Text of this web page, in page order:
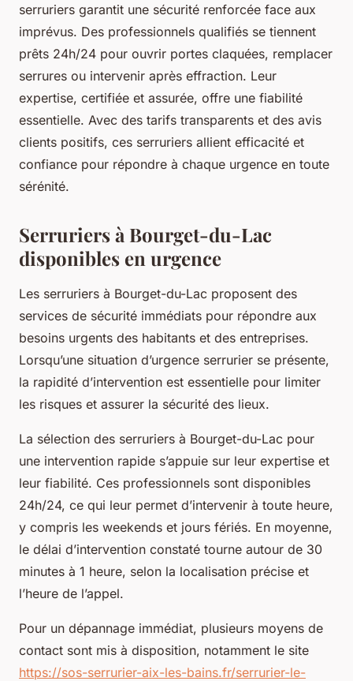
serruriers garantit une sécurité renforcée face aux
imprévus. Des professionnels qualifiés se tiennent
prêts 24h/24 pour ouvrir portes claquées, remplacer
serrures ou intervenir après effraction. Leur
expertise, certifiée et assurée, offre une fiabilité
essentielle. Avec des tarifs transparents et des avis
clients positifs, ces serruriers allient efficacité et
confiance pour répondre à chaque urgence en toute
sérénité.
Serruriers à Bourget-du-Lac
disponibles en urgence
Les serruriers à Bourget-du-Lac proposent des
services de sécurité immédiats pour répondre aux
besoins urgents des habitants et des entreprises.
Lorsqu’une situation d’urgence serrurier se présente,
la rapidité d’intervention est essentielle pour limiter
les risques et assurer la sécurité des lieux.
La sélection des serruriers à Bourget-du-Lac pour
une intervention rapide s’appuie sur leur expertise et
leur fiabilité. Ces professionnels sont disponibles
24h/24, ce qui leur permet d’intervenir à toute heure,
y compris les weekends et jours fériés. En moyenne,
le délai d’intervention constaté tourne autour de 30
minutes à 1 heure, selon la localisation précise et
l’heure de l’appel.
Pour un dépannage immédiat, plusieurs moyens de
contact sont mis à disposition, notamment le site
https://sos-serrurier-aix-les-bains.fr/serrurier-le-